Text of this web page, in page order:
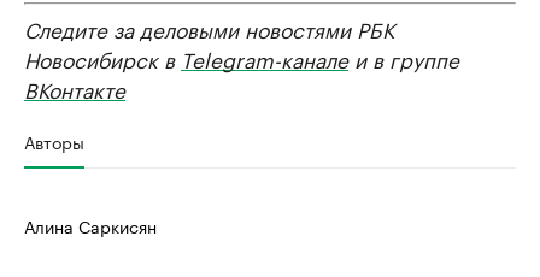
Следите за деловыми новостями РБК
Новосибирск в Telegram-каналеи в группе
ВКонтакте
Авторы
Алина Саркисян